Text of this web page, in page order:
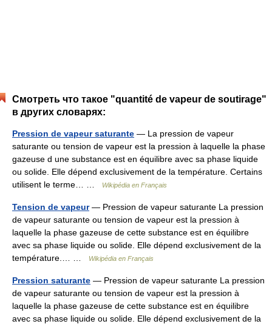
Смотреть что такое "quantité de vapeur de soutirage"
в других словарях:
Pression de vapeur saturante — La pression de vapeur
saturante ou tension de vapeur est la pression à laquelle la phase
gazeuse d une substance est en équilibre avec sa phase liquide
ou solide. Elle dépend exclusivement de la température. Certains
utilisent le terme… …
Wikipédia en Français
Tension de vapeur— Pression de vapeur saturante La pression
de vapeur saturante ou tension de vapeur est la pression à
laquelle la phase gazeuse de cette substance est en équilibre
avec sa phase liquide ou solide. Elle dépend exclusivement de la
température.… …
Wikipédia en Français
Pression saturante — Pression de vapeur saturante La pression
de vapeur saturante ou tension de vapeur est la pression à
laquelle la phase gazeuse de cette substance est en équilibre
avec sa phase liquide ou solide. Elle dépend exclusivement de la